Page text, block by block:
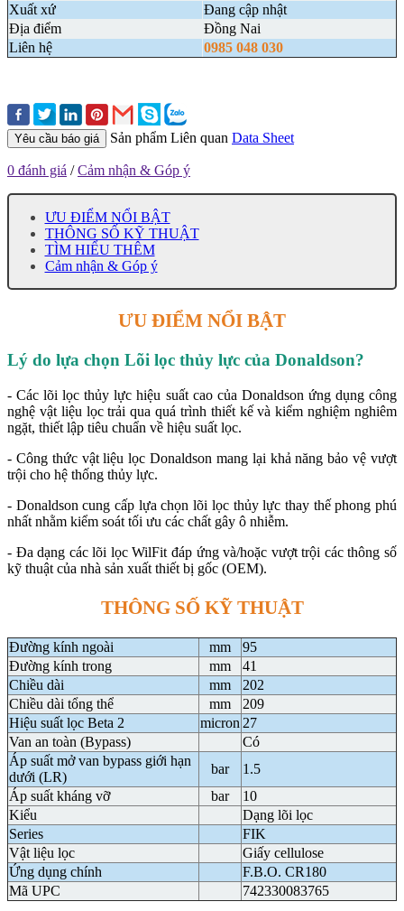
Xuất xứ
Đang cập nhật
Địa điểm
Đồng Nai
Liên hệ
0985 048 030
Yêu cầu báo giá Sản phẩm Liên quan Data Sheet
0 đánh giá /Cảm nhận & Góp ý
ƯU ĐIỂM NỔI BẬT
THÔNG SỐ KỸ THUẬT
TÌM HIỂU THÊM
Cảm nhận & Góp ý
ƯU ĐIỂM NỔI BẬT
Lý do lựa chọn Lõi lọc thủy lực của Donaldson?
- Các lõi lọc thủy lực hiệu suất cao của Donaldson ứng dụng công
nghệ vật liệu lọc trải qua quá trình thiết kế và kiểm nghiệm nghiêm
ngặt, thiết lập tiêu chuẩn về hiệu suất lọc.
- Công thức vật liệu lọc Donaldson mang lại khả năng bảo vệ vượt
trội cho hệ thống thủy lực.
- Donaldson cung cấp lựa chọn lõi lọc thủy lực thay thế phong phú
nhất nhằm kiểm soát tối ưu các chất gây ô nhiễm.
- Đa dạng các lõi lọc WilFit đáp ứng và/hoặc vượt trội các thông số
kỹ thuật của nhà sản xuất thiết bị gốc (OEM).
THÔNG SỐ KỸ THUẬT
Đường kính ngoài mm
95
Đường kính trong
mm
41
Chiều dài
mm
202
Chiều dài tổng thể
mm
209
Hiệu suất lọc Beta 2
micron 27
Van an toàn (Bypass)
Có
Áp suất mở van bypass giới hạn
dưới (LR)
bar
1.5
Áp suất kháng vỡ
bar
10
Kiểu
Dạng lõi lọc
Series
FIK
Vật liệu lọc
Giấy cellulose
Ứng dụng chính
F.B.O. CR180
Mã UPC
742330083765